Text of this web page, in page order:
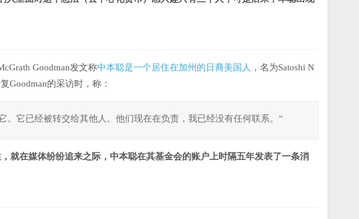
Goodman发文称中本聪是一个居住在加州的日裔美国人 ，名为Satoshi N
Goodman的采访时，称：
。它已经被转交给其他人。他们现在在负责，我已经没有任何联系。”
就在媒体纷纷追来之际，中本聪在其基金会的账户上时隔五年发表了一条消